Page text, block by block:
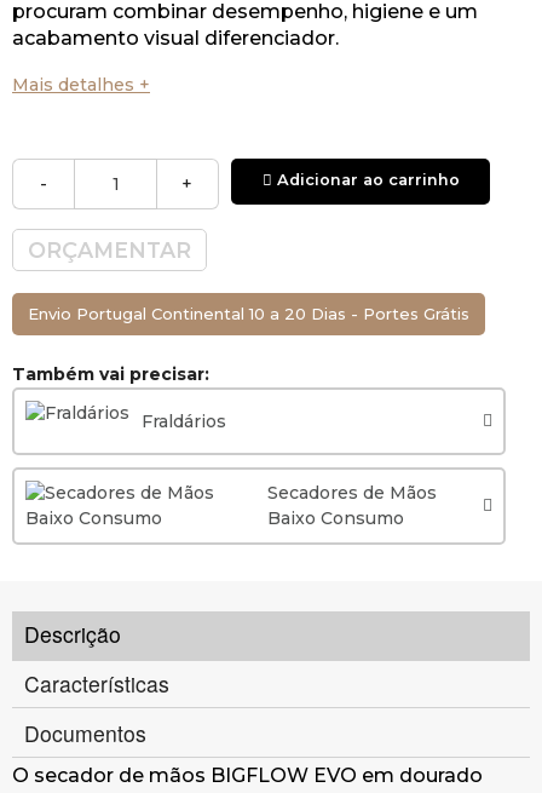
procuram combinar desempenho, higiene e um
acabamento visual diferenciador.
Mais detalhes +
- + Adicionar ao carrinho
ORÇAMENTAR
Envio Portugal Continental 10 a 20 Dias - Portes Grátis
Também vai precisar:
Fraldários
Secadores de Mãos
Baixo Consumo
Descrição
Características
Documentos
O secador de mãos BIGFLOW EVO em dourado